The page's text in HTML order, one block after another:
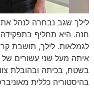
לילך שגב נבחרה לנהל
חנה. היא תחליף בתפקידה
לגמלאות. לילך, תושבת
איתה מעל שני עשורים של
בשטח, בכיתה ובהובלת
בהיסטוריה כללית